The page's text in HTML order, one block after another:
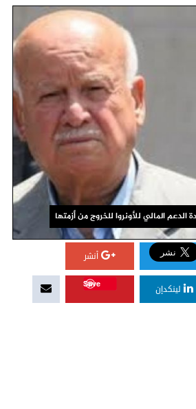
الدعم المالي للأونروا للخروج من أزمتها
أنشر
لينكدإن
Save